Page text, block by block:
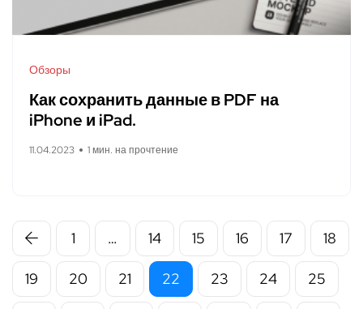
Обзоры
Как сохранить данные в PDF на
iPhone и iPad.
11.04.2023 1 мин. на прочтение
1 … 14 15 16 17 18
19 20 21 22 23 24 25